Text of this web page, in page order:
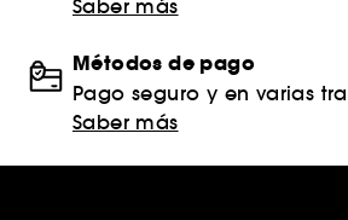
Saber más
Métodos de pago
Pago seguro y en varias
Saber más